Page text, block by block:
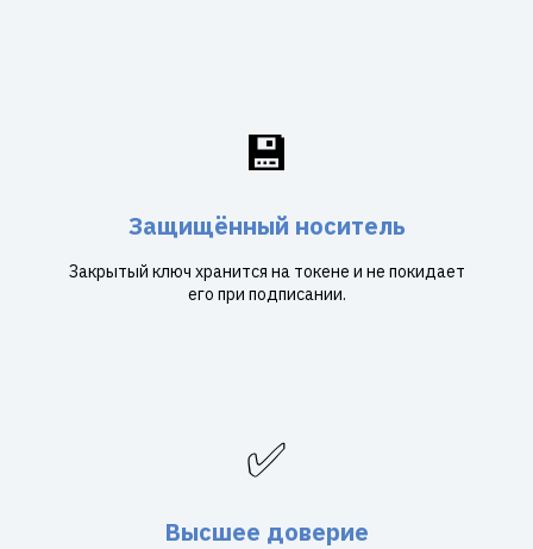
💾
Защищённый носитель
Закрытый ключ хранится на токене и не покидает
его при подписании.
✅
Высшее доверие